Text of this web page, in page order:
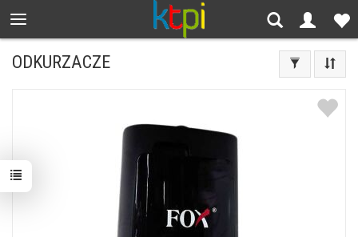
ODKURZACZE